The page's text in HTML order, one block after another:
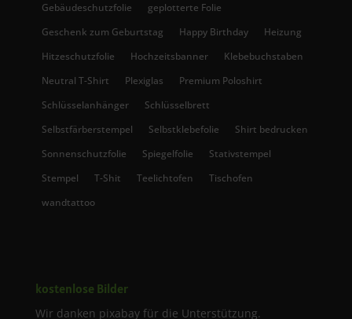
Gebäudeschutzfolie
geplotterte Folie
Geschenk zum Geburtstag
Happy Birthday
Heizung
Hitzeschutzfolie
Hochzeitsbanner
Klebebuchstaben
Neutral T-Shirt
Plexiglas
Premium Poloshirt
Schlüsselanhänger
Schlüsselbrett
Selbstfärberstempel
Selbstklebefolie
Shirt bedrucken
Sonnenschutzfolie
Spiegelfolie
Stativstempel
Stempel
T-Shit Teelichtofen
Tischofen
wandtattoo
kostenlose Bilder
Wir danken pixabay für die Unterstützung.